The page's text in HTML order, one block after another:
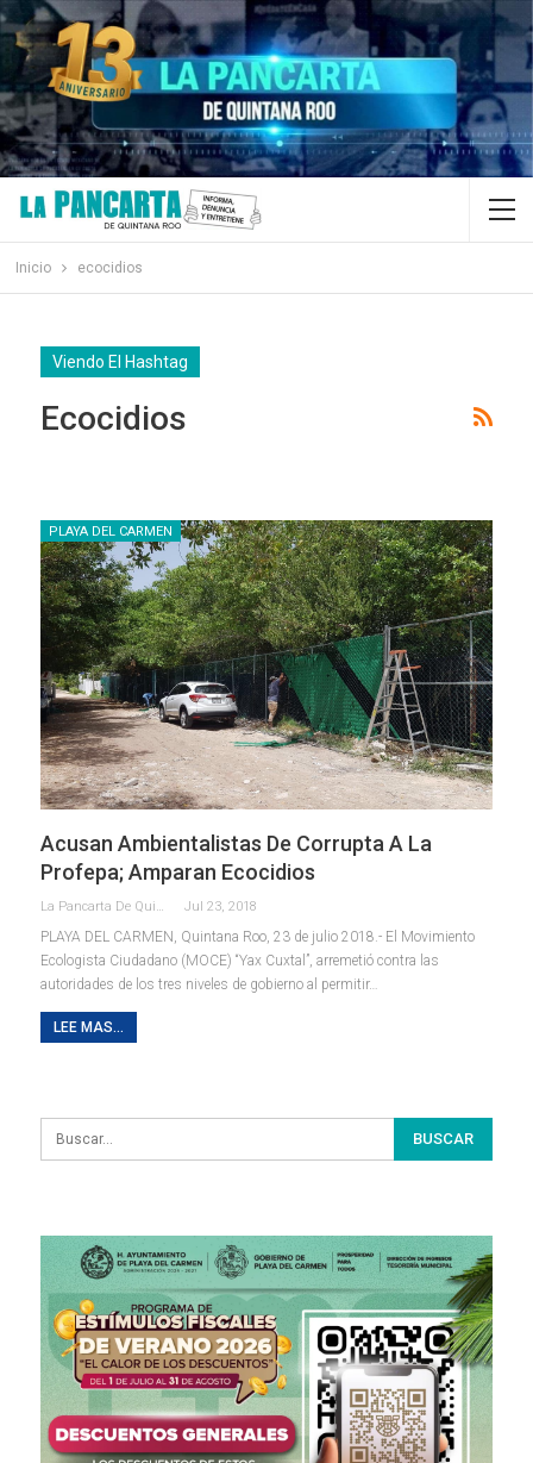
Inicio ecocidios
Viendo El Hashtag
Ecocidios
PLAYA DEL CARMEN
Acusan Ambientalistas De Corrupta A La
Profepa; Amparan Ecocidios
La Pancarta De Quintana Roo Jul 23, 2018
PLAYA DEL CARMEN, Quintana Roo, 23 de julio 2018.- El Movimiento
Ecologista Ciudadano (MOCE) “Yax Cuxtal”, arremetió contra las
autoridades de los tres niveles de gobierno al permitir…
LEE MAS...